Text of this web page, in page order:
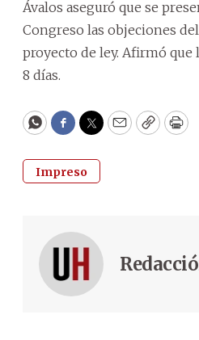
Ávalos aseguró que se
Congreso las objeciones
proyecto de ley. Afirmó que
8 días.
WhatsApp
Facebook
Twitter
EmailCopy
Impreso